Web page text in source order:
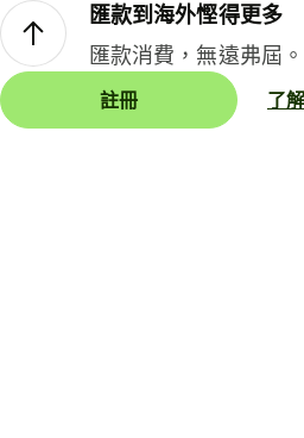
匯款到海外慳得更多
匯款消費，無遠弗屆。
註冊 了